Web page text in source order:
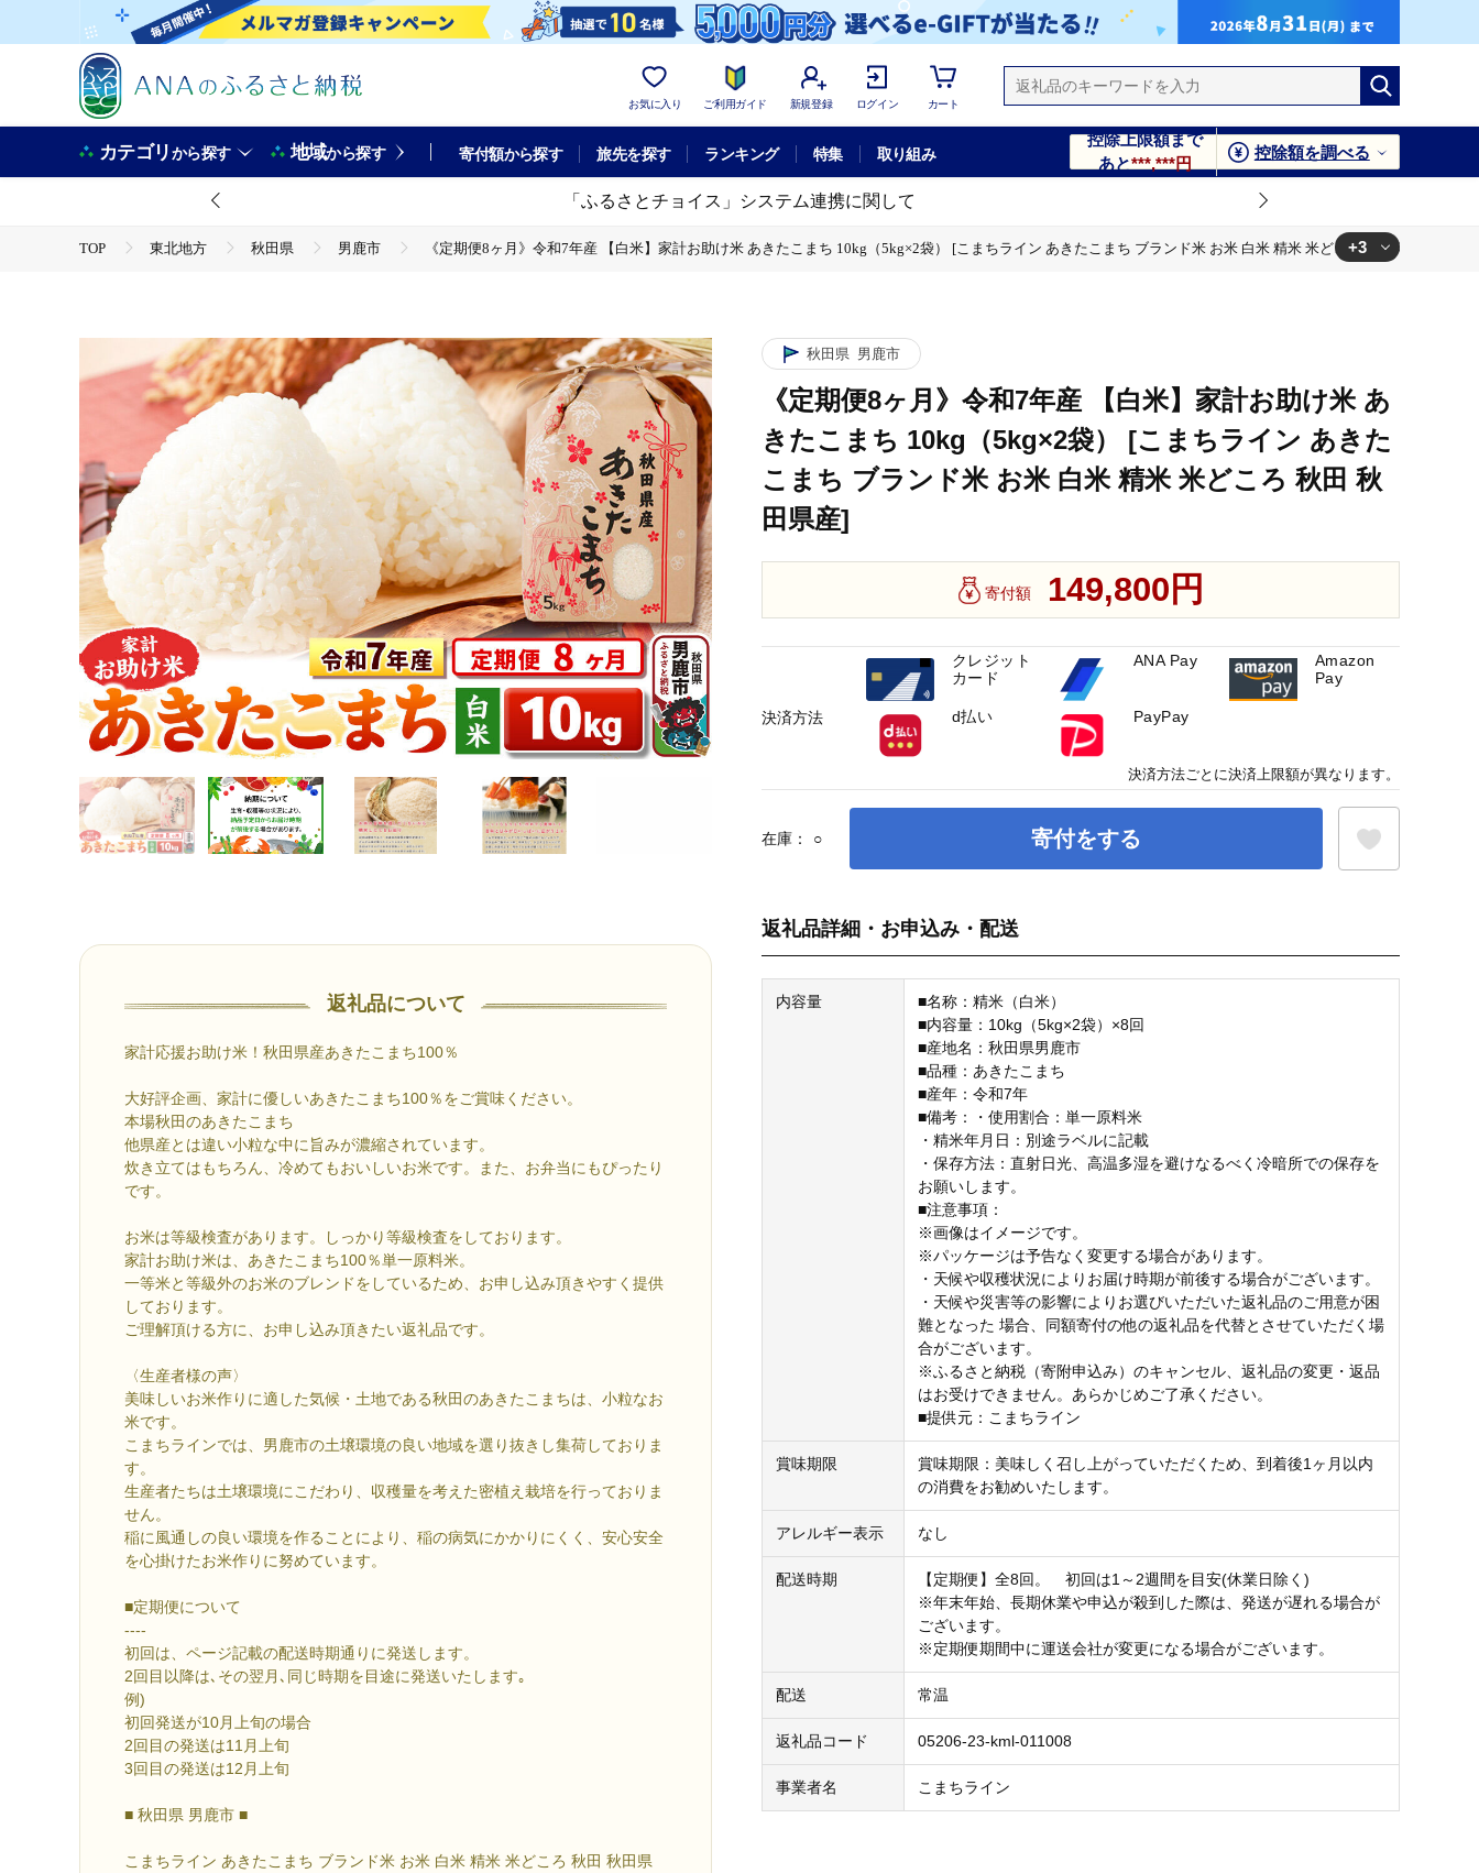
お気に入り ご利用ガイド 新規登録 ログイン カート
カテゴリから探す 地域から探す 寄付額から探す 旅先を探す ランキング 特集 取り組み
控除上限額まで
あと***,***円
控除額を調べる
「ふるさとチョイス」システム連携に関して
TOP 東北地方 秋田県 男鹿市
《定期便8ヶ月》令和7年産 【白米】家計お助け米 あきたこまち 10kg（5kg×2袋） [こまちライン あきたこまち ブランド米 お米 白米 精米 米どころ 秋田 秋田県産]
定期便 米(定期便) 《定期便8ヶ月》令和7年産 【白米】家計お助け米 あきたこまち 10kg（5kg×2袋） [こまちライン あきたこまち ブランド米 お米 白米 精米 米どころ 秋田 秋田県産]
+3
返礼品について
家計応援お助け米！秋田県産あきたこまち100％
大好評企画、家計に優しいあきたこまち100％をご賞味ください。
本場秋田のあきたこまち
他県産とは違い小粒な中に旨みが濃縮されています。
炊き立てはもちろん、冷めてもおいしいお米です。また、お弁当にもぴったり
です。
お米は等級検査があります。しっかり等級検査をしております。
家計お助け米は、あきたこまち100％単一原料米。
一等米と等級外のお米のブレンドをしているため、お申し込み頂きやすく提供
しております。
ご理解頂ける方に、お申し込み頂きたい返礼品です。
〈生産者様の声〉
美味しいお米作りに適した気候・土地である秋田のあきたこまちは、小粒なお
米です。
こまちラインでは、男鹿市の土壌環境の良い地域を選り抜きし集荷しておりま
す。
生産者たちは土壌環境にこだわり、収穫量を考えた密植え栽培を行っておりま
せん。
稲に風通しの良い環境を作ることにより、稲の病気にかかりにくく、安心安全
を心掛けたお米作りに努めています。
■定期便について
----
初回は、ページ記載の配送時期通りに発送します。
2回目以降は､その翌月､同じ時期を目途に発送いたします｡
例)
初回発送が10月上旬の場合
2回目の発送は11月上旬
3回目の発送は12月上旬
■ 秋田県 男鹿市 ■
こまちライン あきたこまち ブランド米 お米 白米 精米 米どころ 秋田 秋田県
秋田県 男鹿市
《定期便8ヶ月》令和7年産 【白米】家計お助け米 あ
きたこまち 10kg（5kg×2袋） [こまちライン あきた
こまち ブランド米 お米 白米 精米 米どころ 秋田 秋
田県産]
寄付額 149,800円
在庫： ○ 寄付をする
返礼品詳細・お申込み・配送
内容量
■名称：精米（白米）
■内容量：10kg（5kg×2袋）×8回
■産地名：秋田県男鹿市
■品種：あきたこまち
■産年：令和7年
■備考：・使用割合：単一原料米
・精米年月日：別途ラベルに記載
・保存方法：直射日光、高温多湿を避けなるべく冷暗所での保存を
お願いします。
■注意事項：
※画像はイメージです。
※パッケージは予告なく変更する場合があります。
・天候や収穫状況によりお届け時期が前後する場合がございます。
・天候や災害等の影響によりお選びいただいた返礼品のご用意が困
難となった 場合、同額寄付の他の返礼品を代替とさせていただく場
合がございます。
※ふるさと納税（寄附申込み）のキャンセル、返礼品の変更・返品
はお受けできません。あらかじめご了承ください。
■提供元：こまちライン
賞味期限
賞味期限：美味しく召し上がっていただくため、到着後1ヶ月以内
の消費をお勧めいたします。
アレルギー表示 なし
配送時期
【定期便】全8回。 初回は1～2週間を目安(休業日除く)
※年末年始、長期休業や申込が殺到した際は、発送が遅れる場合が
ございます。
※定期便期間中に運送会社が変更になる場合がございます。
配送 常温
返礼品コード 05206-23-kml-011008
事業者名 こまちライン
決済方法
クレジット
カード
ANA Pay
Amazon
Pay
d払い PayPay
決済方法ごとに決済上限額が異なります。